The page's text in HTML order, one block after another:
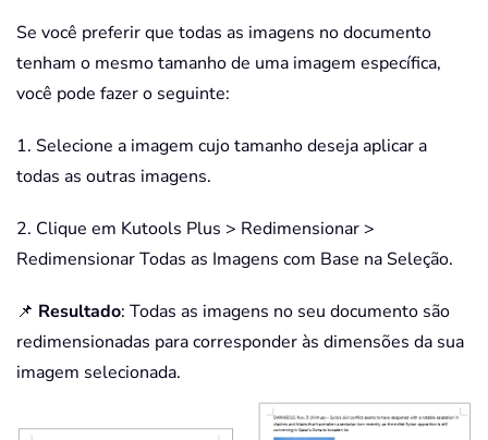
Se você preferir que todas as imagens no documento
tenham o mesmo tamanho de uma imagem específica,
você pode fazer o seguinte:
1. Selecione a imagem cujo tamanho deseja aplicar a
todas as outras imagens.
2. Clique em Kutools Plus > Redimensionar >
Redimensionar Todas as Imagens com Base na Seleção.
📌 Resultado: Todas as imagens no seu documento são
redimensionadas para corresponder às dimensões da sua
imagem selecionada.